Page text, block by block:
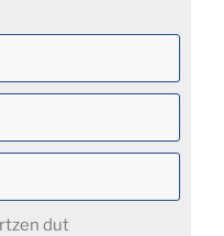
dut